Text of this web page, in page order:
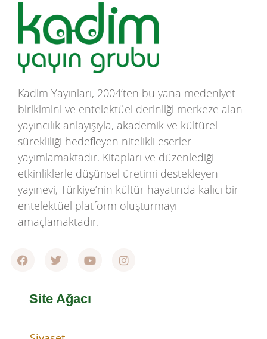
Kadim Yayınları, 2004’ten bu yana medeniyet
birikimini ve entelektüel derinliği merkeze alan
yayıncılık anlayışıyla, akademik ve kültürel
sürekliliği hedefleyen nitelikli eserler
yayımlamaktadır. Kitapları ve düzenlediği
etkinliklerle düşünsel üretimi destekleyen
yayınevi, Türkiye’nin kültür hayatında kalıcı bir
entelektüel platform oluşturmayı
amaçlamaktadır.
Site Ağacı